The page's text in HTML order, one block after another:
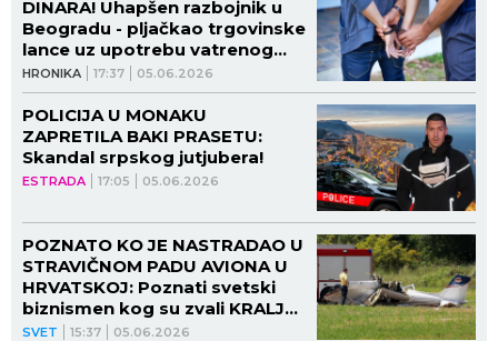
HRONIKA 17:37 05.06.2026
DINARA! Uhapšen razbojnik u
Beogradu - pljačkao trgovinske
lance uz upotrebu vatrenog
oružja!
ESTRADA 17:05 05.06.2026
POLICIJA U MONAKU
ZAPRETILA BAKI PRASETU:
Skandal srpskog jutjubera!
SVET 15:37 05.06.2026
POZNATO KO JE NASTRADAO U
STRAVIČNOM PADU AVIONA U
HRVATSKOJ: Poznati svetski
biznismen kog su zvali KRALJ
BEČKOG PRATERA među